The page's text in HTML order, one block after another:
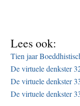
e
Lees ook:
Tien jaar
De virtuele denkster
De virtuele denkster
De virtuele denkster